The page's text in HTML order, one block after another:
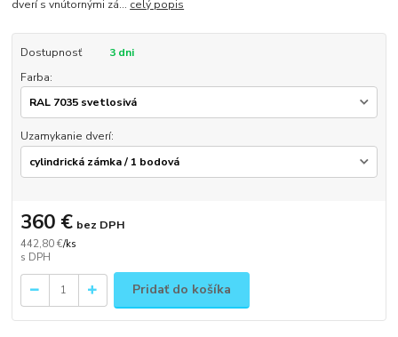
dverí s vnútornými zá... celý popis
Dostupnosť
3 dni
Farba:
Uzamykanie dverí:
442,80 €/ks
360 € bez DPH
Pridať do košíka